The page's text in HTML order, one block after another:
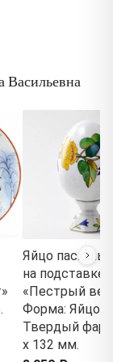
Васильевна
Яйцо
на подставке
«Пестрый
Форма: Яйцо.
Твердый
x 132 мм.